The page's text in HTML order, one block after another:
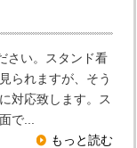
さい。スタンド看
られますが、そう
対応致します。ス
で...
もっと読む